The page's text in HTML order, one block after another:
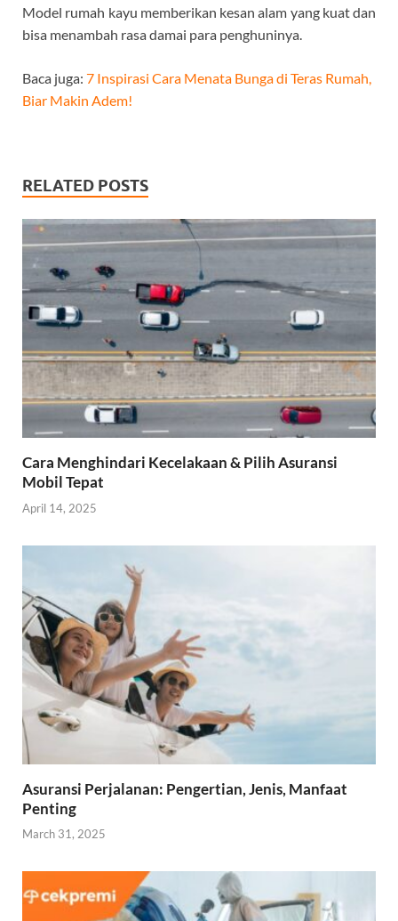
Model rumah kayu memberikan kesan alam yang kuat dan
bisa menambah rasa damai para penghuninya.
Baca juga: 7 Inspirasi Cara Menata Bunga di Teras Rumah,
Biar Makin Adem!
RELATED POSTS
Cara Menghindari Kecelakaan & Pilih Asuransi
Mobil Tepat
April 14, 2025
Asuransi Perjalanan: Pengertian, Jenis, Manfaat
Penting
March 31, 2025